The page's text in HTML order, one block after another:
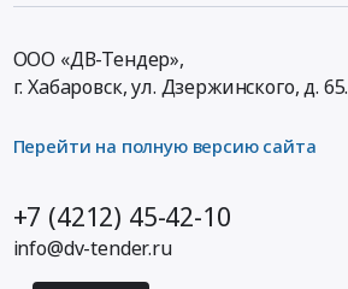
ООО «ДВ-Тендер»,
г. Хабаровск,ул. Дзержинского, д. 65.
Перейти на полную версию сайта
+7 (4212) 45-42-10
info@dv-tender.ru